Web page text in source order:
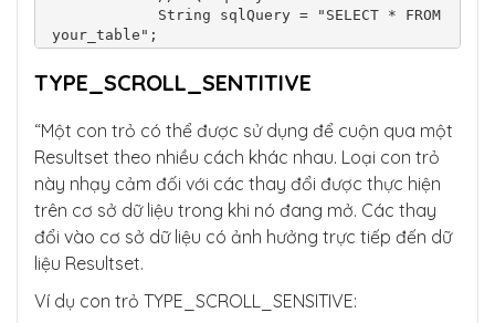
your_table";
            // Executing the query
            ResultSet resultSet = statement.
            // Move to the last row
            if (resultSet.last()) {
                // Process the last row
                int id = resultSet.getInt("i
d");
                String name = resultSet.getS
tring("name");
                System.out.println("Last Row
TYPE_SCROLL_SENTITIVE
“Một con trỏ có thể được sử dụng để cuộn qua một
Resultset theo nhiều cách khác nhau. Loại con trỏ
này nhạy cảm đối với các thay đổi được thực hiện
trên cơ sở dữ liệu trong khi nó đang mở. Các thay
đổi vào cơ sở dữ liệu có ảnh hưởng trực tiếp đến dữ
liệu Resultset.
Ví dụ con trỏ TYPE_SCROLL_SENSITIVE: